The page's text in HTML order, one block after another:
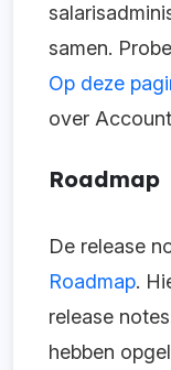
samen.
Op deze
over
Roadmap
De release
Roadmap.
release
hebben